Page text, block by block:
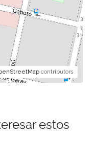
contributors
estos